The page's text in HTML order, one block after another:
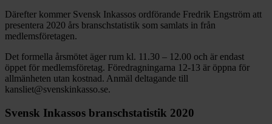
Därefter kommer Svensk Inkassos ordförande Fredrik Engström att
presentera 2020 års branschstatistik som samlats in från
medlemsföretagen.
Det formella årsmötet äger rum kl. 11.30 – 12.00 och är endast
öppet för medlemsföretag. Föredragningarna 12-13 är öppna för
allmänheten utan kostnad. Anmäl deltagande till
kansliet@svenskinkasso.se.
Svensk Inkassos branschstatistik 2020